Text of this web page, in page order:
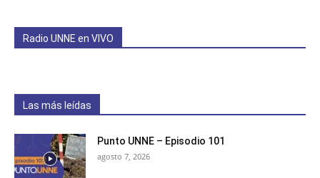
Radio UNNE en VIVO
Las más leídas
Punto UNNE – Episodio 101
agosto 7, 2026